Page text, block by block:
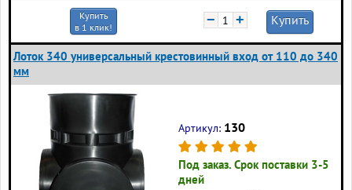
Купить
в 1 клик!
− + Купить
Лоток 340 универсальный крестовинный вход от 110 до 340
мм
Артикул: 130
Под заказ. Срок поставки 3-5
дней